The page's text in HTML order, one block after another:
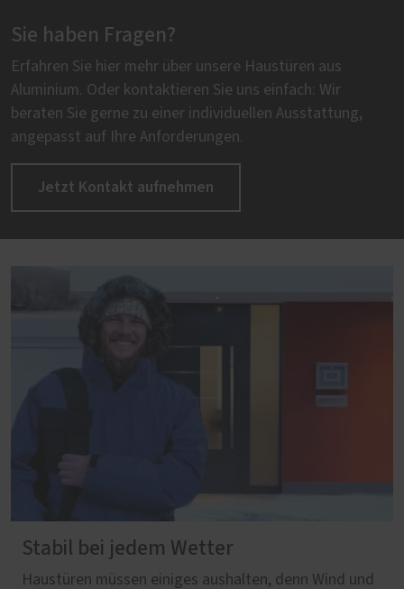
Sie haben Fragen?
Erfahren Sie hier mehr über unsere Haustüren aus
Aluminium. Oder kontaktieren Sie uns einfach: Wir
beraten Sie gerne zu einer individuellen Ausstattung,
angepasst auf Ihre Anforderungen.
Jetzt Kontakt aufnehmen
Stabil bei jedem Wetter
Haustüren müssen einiges aushalten, denn Wind und